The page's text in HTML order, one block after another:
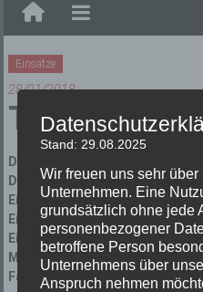
Einsätze
28/01/2018
Technische
Datum:
Dauer:28 Minuten
Einsatzart:Technische
Einsatzort:Elzach
Einsatzleiter:Peter Schultis
Mannschaftsstärke:
2
Fahrzeuge:
Florian Elzach 1/19
Stand: 29.08.2025
Wir freuen uns sehr
Unternehmen. Eine
grundsätzlich ohne jede
personenbezogener
betroffene Person
Unternehmens über
Anspruch nehmen